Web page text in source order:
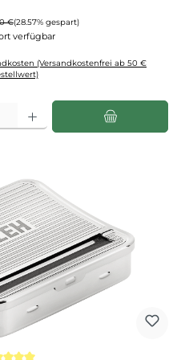
Preis:
€(28.57% gespart)
verfügbar
(Versandkostenfrei ab 50 €